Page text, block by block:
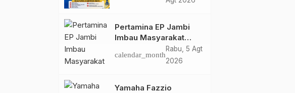
Pertamina EP Jambi
Imbau Masyarakat
Tidak Beraktivitas di
Atas Jalur Pipa Migas
calendar_month
Rabu, 5 Agt
2026
Yamaha Fazzio